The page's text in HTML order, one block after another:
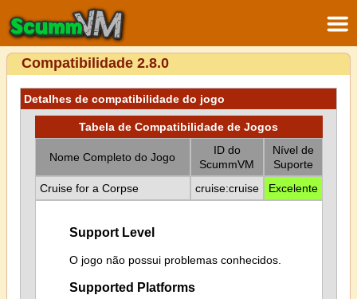
Compatibilidade 2.8.0
Detalhes de compatibilidade do jogo
Tabela de Compatibilidade de Jogos
Nome Completo do Jogo
ID do
ScummVM
Nível de
Suporte
Cruise for a Corpse
cruise:cruise Excelente
Support Level
O jogo não possui problemas conhecidos.
Supported Platforms